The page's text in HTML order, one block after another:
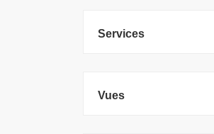
Services
Vues